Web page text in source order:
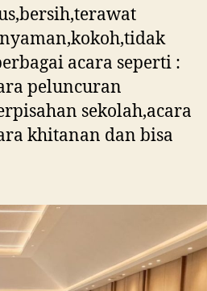
acara seperti :
peluncuran
sekolah,acara
khitanan dan bisa